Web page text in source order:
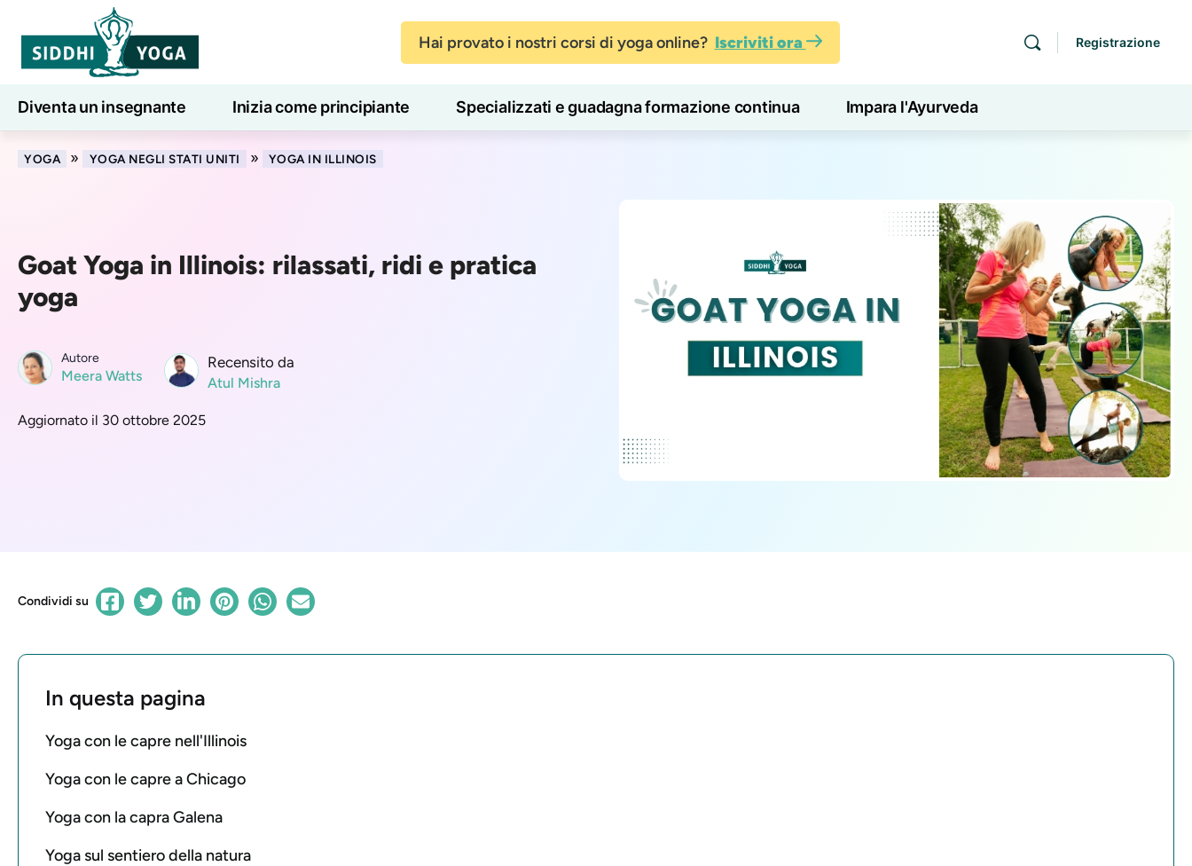
Hai provato i nostri corsi di yoga online? Iscriviti ora Registrazione
Diventa un insegnante Inizia come principiante Specializzati e guadagna formazione continua Impara l'Ayurveda
Lezioni di yoga online 7 giorni di benessere
YOGA » YOGA NEGLI STATI UNITI » YOGA IN ILLINOIS
Goat Yoga in Illinois: rilassati, ridi e pratica
yoga
Autore
Meera Watts
Recensito da
Atul Mishra
Aggiornato il 30 ottobre 2025
Condividi su
In questa pagina
Yoga con le capre nell'Illinois
Yoga con le capre a Chicago
Yoga con la capra Galena
Yoga sul sentiero della natura